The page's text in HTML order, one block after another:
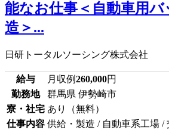
能なお仕事＜自動車用
造＞...
日研トータルソーシング株式会社
給与 月収例260,000円
勤務地
群馬県 伊勢崎市
寮・社宅 あり（無料）
仕事内容 供給・製造 / 自動車系工場 /